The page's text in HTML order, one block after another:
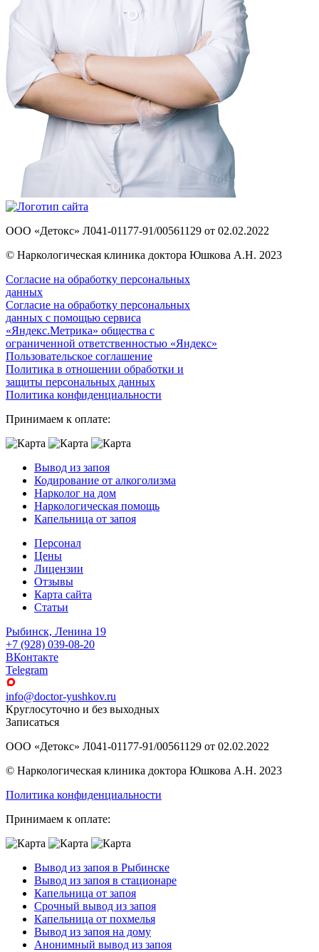
ООО «Детокс» Л041-01177-91/00561129 от 02.02.2022
© Наркологическая клиника доктора Юшкова А.Н. 2023
Согласие на обработку персональных
данных
Согласие на обработку персональных
данных с помощью сервиса
«Яндекс.Метрика» общества с
ограниченной ответственностью «Яндекс»
Пользовательское соглашение
Политика в отношении обработки и
защиты персональных данных
Политика конфиденциальности
Принимаем к оплате:
Вывод из запоя
Кодирование от алкоголизма
Нарколог на дом
Наркологическая помощь
Капельница от запоя
Персонал
Цены
Лицензии
Отзывы
Карта сайта
Статьи
Рыбинск, Ленина 19
+7 (928) 039-08-20
ВКонтакте
Telegram
info@doctor-yushkov.ru
Круглосуточно и без выходных
Записаться
ООО «Детокс» Л041-01177-91/00561129 от 02.02.2022
© Наркологическая клиника доктора Юшкова А.Н. 2023
Политика конфиденциальности
Принимаем к оплате:
Вывод из запоя в Рыбинске
Вывод из запоя в стационаре
Капельница от запоя
Срочный вывод из запоя
Капельница от похмелья
Вывод из запоя на дому
Анонимный вывод из запоя